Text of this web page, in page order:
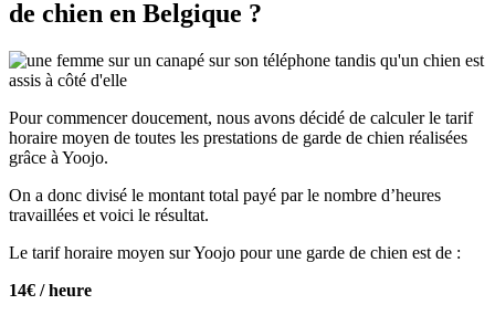
de chien en Belgique ?
Pour commencer doucement, nous avons décidé de calculer le tarif
horaire moyen de toutes les prestations de garde de chien réalisées
grâce à Yoojo.
On a donc divisé le montant total payé par le nombre d’heures
travaillées et voici le résultat.
Le tarif horaire moyen sur Yoojo pour une garde de chien est de :
14€ / heure